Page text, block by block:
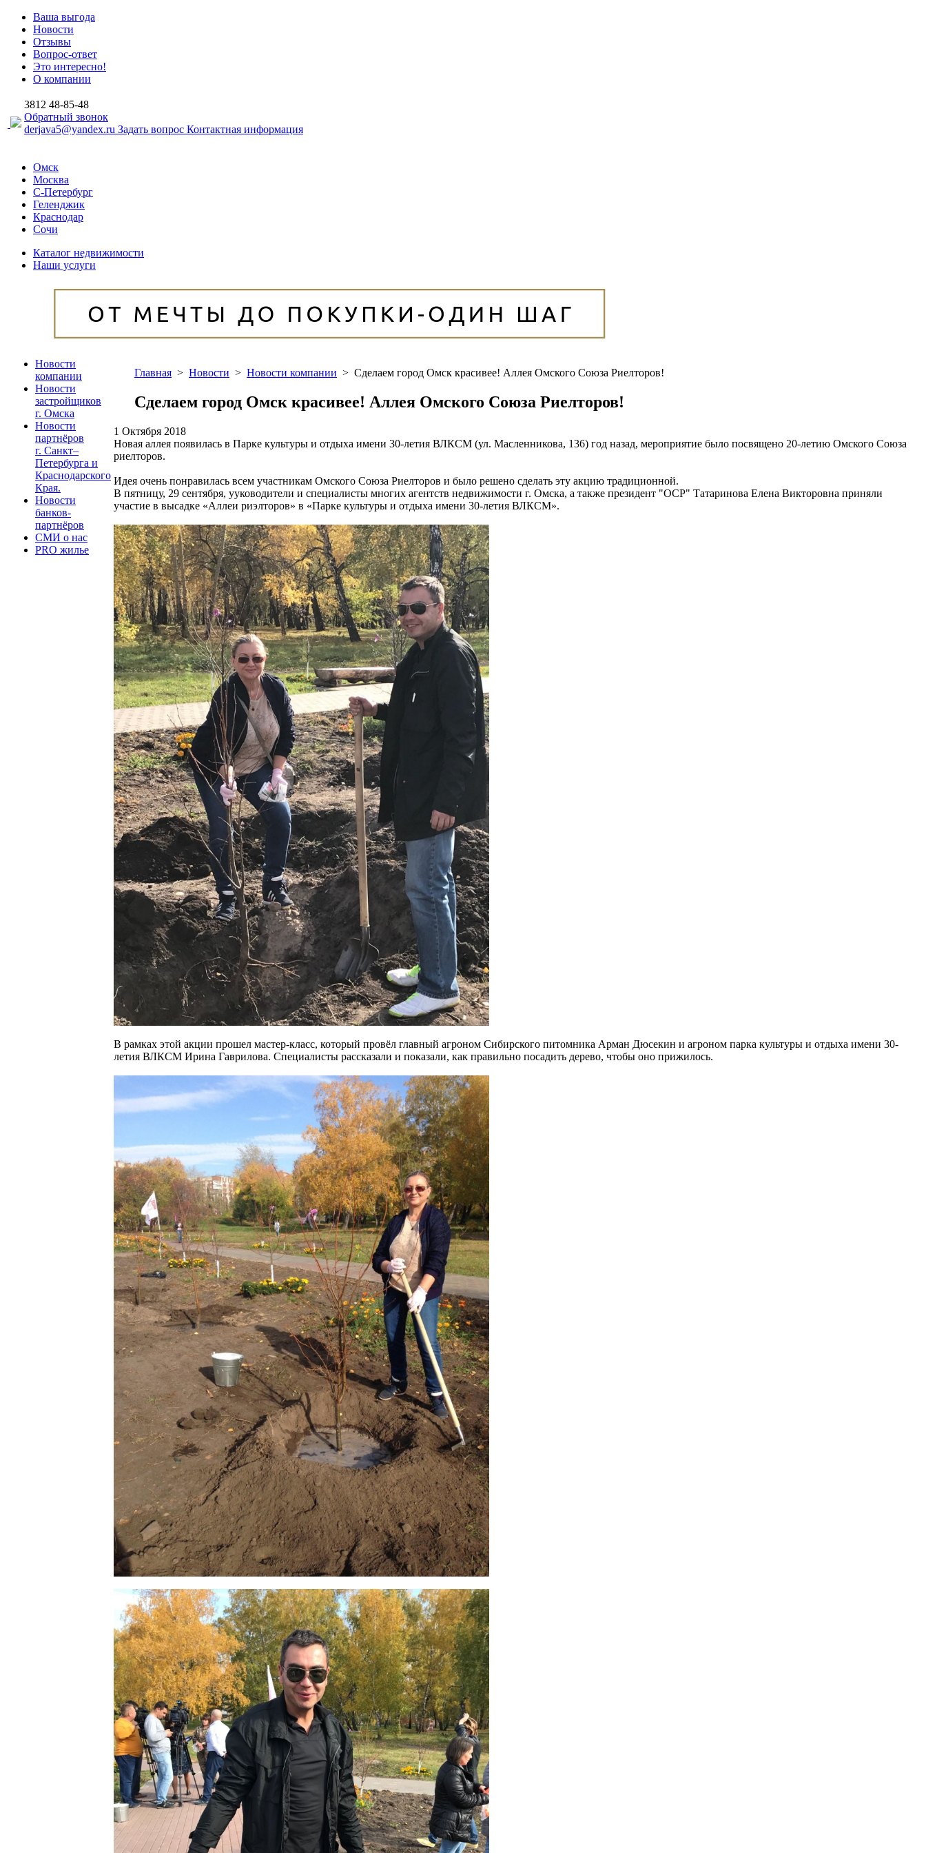
Ваша выгода
Новости
Отзывы
Вопрос-ответ
Это интересно!
О компании
3812 48-85-48
Обратный звонок
derjava5@yandex.ru Задать вопрос Контактная информация
Омск
Москва
С-Петербург
Геленджик
Краснодар
Сочи
Каталог недвижимости
Наши услуги
Новости
компании
Новости
застройщиков
г. Омска
Новости
партнёров
г. Санкт–
Петербурга и
Краснодарского
Края.
Новости
банков-
партнёров
СМИ о нас
PRO жилье
Главная > Новости > Новости компании > Сделаем город Омск красивее! Аллея Омского Союза Риелторов!
Сделаем город Омск красивее! Аллея Омского Союза Риелторов!
1 Октября 2018
Новая аллея появилась в Парке культуры и отдыха имени 30-летия ВЛКСМ (ул. Масленникова, 136) год назад, мероприятие было посвящено 20-летию Омского Союза
риелторов.
Идея очень понравилась всем участникам Омского Союза Риелторов и было решено сделать эту акцию традиционной.
В пятницу, 29 сентября, ууководители и специалисты многих агентств недвижимости г. Омска, а также президент "ОСР" Татаринова Елена Викторовна приняли
участие в высадке «Аллеи риэлторов» в «Парке культуры и отдыха имени 30-летия ВЛКСМ».
В рамках этой акции прошел мастер-класс, который провёл главный агроном Сибирского питомника Арман Дюсекин и агроном парка культуры и отдыха имени 30-
летия ВЛКСМ Ирина Гаврилова. Специалисты рассказали и показали, как правильно посадить дерево, чтобы оно прижилось.